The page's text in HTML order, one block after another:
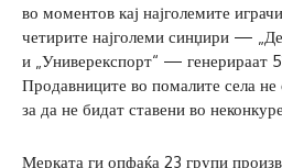
во моментов кај најголемите
четирите најголеми синџири —
и „Универекспорт“ — генерираат
Продавниците во помалите села
за да не бидат ставени во
Мерката ги опфаќа 23 групи